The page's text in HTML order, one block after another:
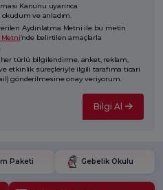
Kanunu uyarınca
ve anladım.
Aydınlatma Metni ile bu metin
Metni’nde belirtilen amaçlarla
türlü bilgilendirme, anket, reklam,
ve etkinlik süreçleriyle ilgili tarafıma ticari
gönderilmesine onay veriyorum.
Bilgi Al
Paketi Gebelik Okulu